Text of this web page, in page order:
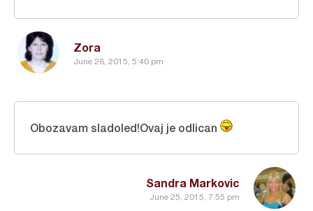
Zora
June 26, 2015, 5:40 pm
Sandra Markovic
June 25, 2015, 7:55 pm
Obozavam sladoled!Ovaj je odlican